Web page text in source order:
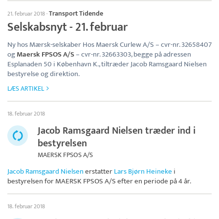
21. februar 2018·Transport Tidende
Selskabsnyt - 21. februar
Ny hos Mærsk-selskaber Hos Maersk Curlew A/S – cvr-nr. 32658407
ogMaersk FPSOS A/S– cvr-nr. 32663303, begge på adressen
Esplanaden 50 i København K., tiltræder Jacob Ramsgaard Nielsen
bestyrelse og direktion.
LÆS ARTIKEL
18. februar 2018
Jacob Ramsgaard Nielsen træder ind i
bestyrelsen
MAERSK FPSOS A/S
Jacob Ramsgaard NielsenerstatterLars Bjørn Heineke i
bestyrelsen forMAERSK FPSOS A/Sefter en periode på 4 år.
18. februar 2018